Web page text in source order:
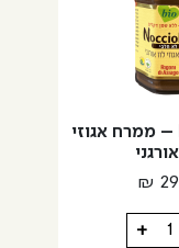
Nocciolata – ממרח אגוזי
₪
+